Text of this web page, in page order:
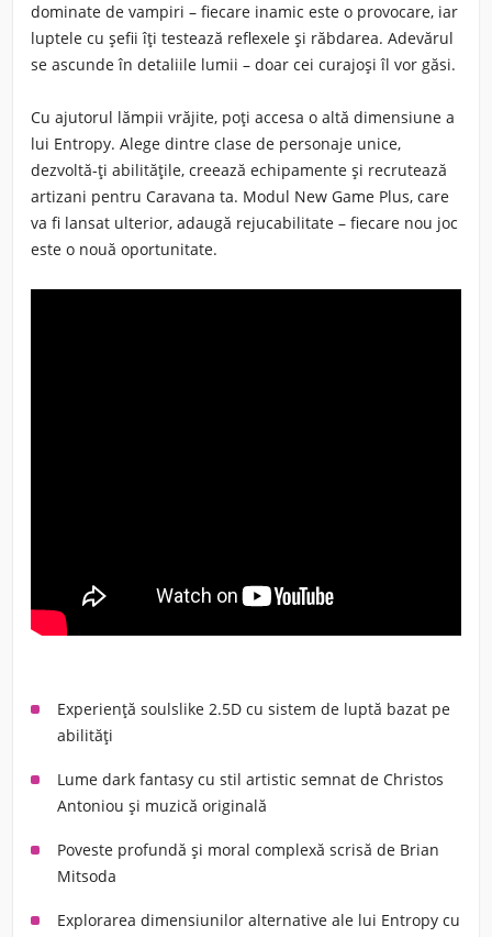
dominate de vampiri – fiecare inamic este o provocare, iar
luptele cu șefii îți testează reflexele și răbdarea. Adevărul
se ascunde în detaliile lumii – doar cei curajoși îl vor găsi.
Cu ajutorul lămpii vrăjite, poți accesa o altă dimensiune a
lui Entropy. Alege dintre clase de personaje unice,
dezvoltă-ți abilitățile, creează echipamente și recrutează
artizani pentru Caravana ta. Modul New Game Plus, care
va fi lansat ulterior, adaugă rejucabilitate – fiecare nou joc
este o nouă oportunitate.
Experiență soulslike 2.5D cu sistem de luptă bazat pe
abilități
Lume dark fantasy cu stil artistic semnat de Christos
Antoniou și muzică originală
Poveste profundă și moral complexă scrisă de Brian
Mitsoda
Explorarea dimensiunilor alternative ale lui Entropy cu